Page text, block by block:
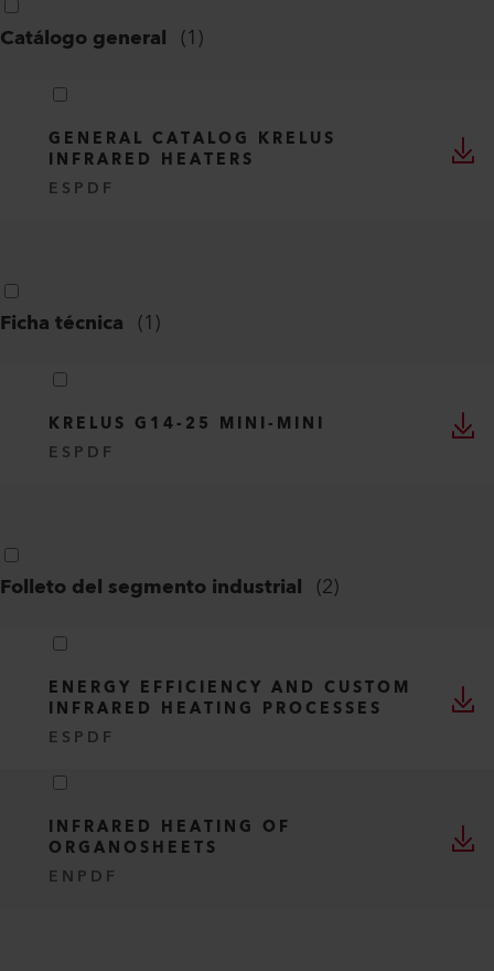
Catálogo general (1)
GENERAL CATALOG KRELUS
INFRARED HEATERS
ES PDF
Ficha técnica (1)
KRELUS G14-25 MINI-MINI
ES PDF
Folleto del segmento industrial (2)
ENERGY EFFICIENCY AND CUSTOM
INFRARED HEATING PROCESSES
ES PDF
INFRARED HEATING OF
ORGANOSHEETS
EN PDF